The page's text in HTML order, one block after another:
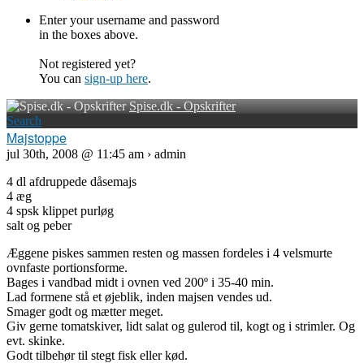
Enter your username and password
in the boxes above.
Not registered yet?
You can sign-up here.
Spise.dk - Opskrifter
Search
Majstoppe
jul 30th, 2008 @ 11:45 am › admin
4 dl afdruppede dåsemajs
4 æg
4 spsk klippet purløg
salt og peber
Æggene piskes sammen resten og massen fordeles i 4 velsmurte
ovnfaste portionsforme.
Bages i vandbad midt i ovnen ved 200º i 35-40 min.
Lad formene stå et øjeblik, inden majsen vendes ud.
Smager godt og mætter meget.
Giv gerne tomatskiver, lidt salat og gulerod til, kogt og i strimler. Og
evt. skinke.
Godt tilbehør til stegt fisk eller kød.